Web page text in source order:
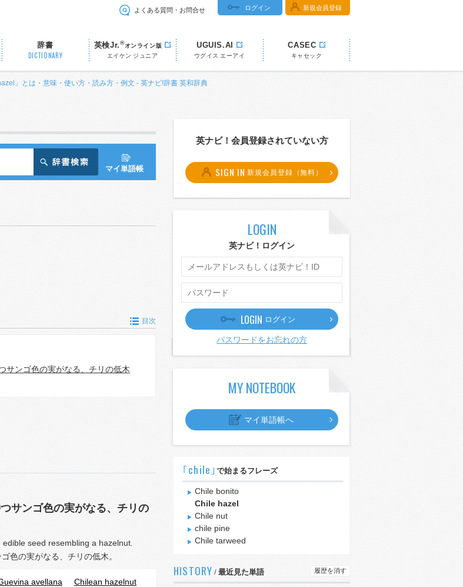
よくある質問・お問合せ ログイン 新規会員登録
辞書
DICTIONARY
英検Jr.®オンライン版
エイケン ジュニア
UGUIS.AI
ウグイス エーアイ
CASEC
キャセック
」とは・意味・使い方・読み方・例文 - 英ナビ!辞書 英和辞典
マイ単語帳
目次
サンゴ色の実がなる、チリの低木
サンゴ色の実がなる、チリの
seed resembling a hazelnut.
色の実がなる、チリの低木。
avellana
Chilean hazelnut
英ナビ！会員登録されていない方
SIGN IN 新規会員登録（無料）
LOGIN
英ナビ！ログイン
LOGIN ログイン
パスワードをお忘れの方
MY NOTEBOOK
マイ単語帳へ
｢chile｣で始まるフレーズ
Chile bonito
Chile hazel
Chile nut
chile pine
Chile tarweed
HISTORY / 最近見た単語 履歴を消す